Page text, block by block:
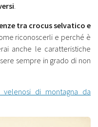
tra crocus selvatico e
riconoscerli e perché è
anche le caratteristiche
sempre in grado di non
di montagna da